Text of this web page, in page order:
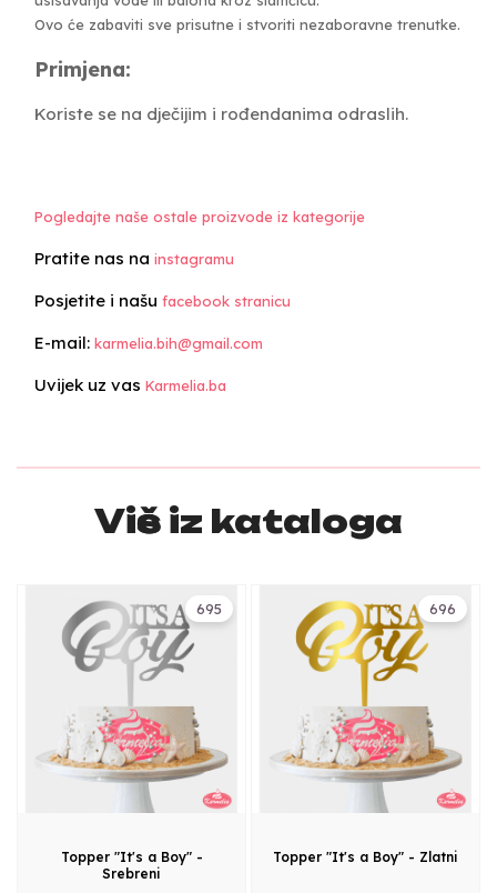
Ovo će zabaviti sve prisutne i stvoriti nezaboravne trenutke.
Primjena:
Koriste se na dječijim i rođendanima odraslih.
Pogledajte naše ostale proizvode iz kategorije
Pratite nas na instagramu
Posjetite i našu facebook stranicu
E-mail: karmelia.bih@gmail.com
Uvijek uz vas Karmelia.ba
Više iz kataloga
695
Topper "It's a Boy" -
Srebreni
696
Topper "It's a Boy" - Zlatni